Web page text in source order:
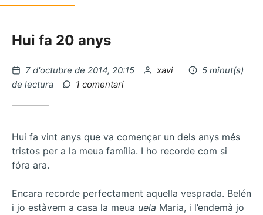
Hui fa 20 anys
Publicat
el
7 d'octubre de 2014, 20:15 per
xavi
5 minut(s)
de lectura
1 comentaria
poble
Hui fa vint anys que va començar un dels anys més
tristos per a la meua família. I ho recorde com si
fóra ara.
Encara recorde perfectament aquella vesprada. Belén
i jo estàvem a casa la meua uela Maria, i l’endemà jo